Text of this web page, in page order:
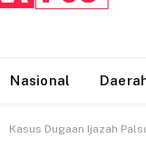
Nasional
Kasus Dugaan Ijazah